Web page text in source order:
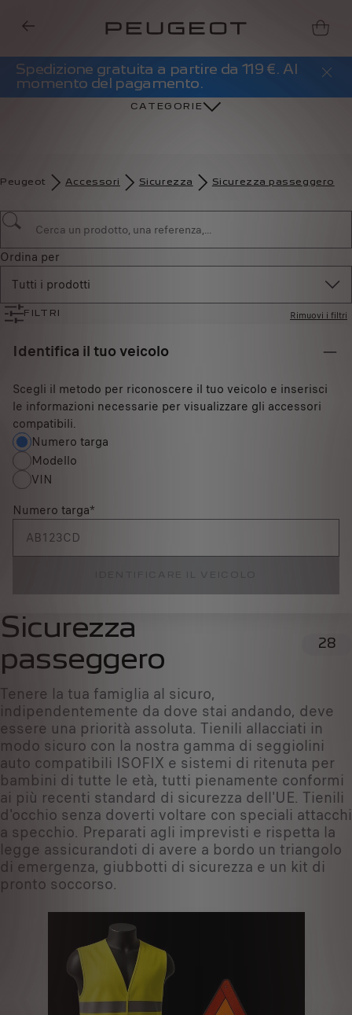
Spedizione gratuita a partire da 119 €. Al
momento del pagamento.
CATEGORIE
Peugeot Accessori Sicurezza Sicurezza passeggero
Ordina per
Tutti i prodotti
FILTRI Rimuovi i filtri
Identifica il tuo veicolo
Scegli il metodo per riconoscere il tuo veicolo e inserisci
le informazioni necessarie per visualizzare gli accessori
compatibili.
Numero targa
Modello
VIN
Numero targa*
Sicurezza
passeggero
28
Tenere la tua famiglia al sicuro,
indipendentemente da dove stai andando, deve
essere una priorità assoluta. Tienili allacciati in
modo sicuro con la nostra gamma di seggiolini
auto compatibili ISOFIX e sistemi di ritenuta per
bambini di tutte le età, tutti pienamente conformi
ai più recenti standard di sicurezza dell'UE. Tienili
d'occhio senza doverti voltare con speciali attacchi
a specchio. Preparati agli imprevisti e rispetta la
legge assicurandoti di avere a bordo un triangolo
di emergenza, giubbotti di sicurezza e un kit di
pronto soccorso.